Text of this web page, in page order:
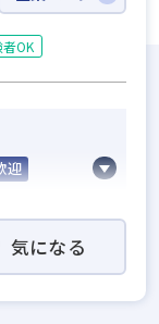
OK
迎
し気になる